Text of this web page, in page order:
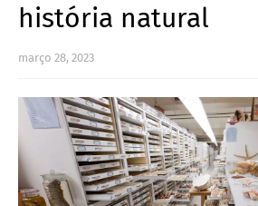
história natural
março 28, 2023